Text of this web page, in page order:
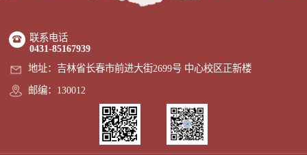
联系电话
0431-85167939
地址：吉林省长春市前进大街2699号 中心校区正新楼
邮编：130012